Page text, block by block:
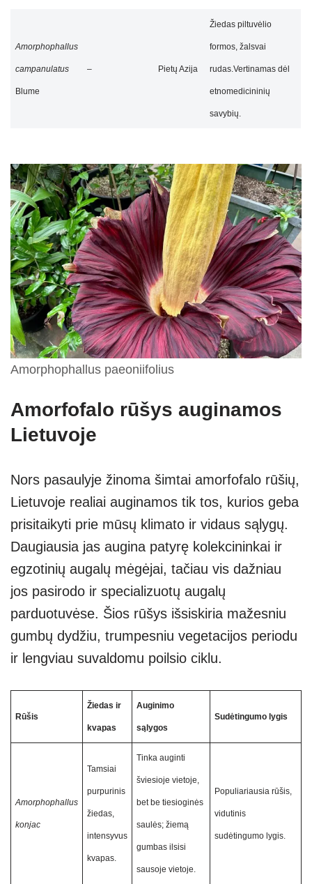
Amorphophallus
campanulatus
Blume
– Pietų Azija
Žiedas piltuvėlio
formos, žalsvai
rudas.Vertinamas dėl
etnomedicininių
savybių.
Amorphophallus paeoniifolius
Amorfofalo rūšys auginamos
Lietuvoje
Nors pasaulyje žinoma šimtai amorfofalo rūšių,
Lietuvoje realiai auginamos tik tos, kurios geba
prisitaikyti prie mūsų klimato ir vidaus sąlygų.
Daugiausia jas augina patyrę kolekcininkai ir
egzotinių augalų mėgėjai, tačiau vis dažniau
jos pasirodo ir specializuotų augalų
parduotuvėse. Šios rūšys išsiskiria mažesniu
gumbų dydžiu, trumpesniu vegetacijos periodu
ir lengviau suvaldomu poilsio ciklu.
Rūšis
Žiedas ir
kvapas
Auginimo
sąlygos
Sudėtingumo lygis
Amorphophallus
konjac
Tamsiai
purpurinis
žiedas,
intensyvus
kvapas.
Tinka auginti
šviesioje vietoje,
bet be tiesioginės
saulės; žiemą
gumbas ilsisi
sausoje vietoje.
Populiariausia rūšis,
vidutinis
sudėtingumo lygis.